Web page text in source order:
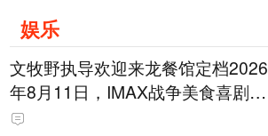
娱乐
文牧野执导欢迎来龙餐馆定档2026
年8月11日，IMAX战争美食喜剧温
情上映